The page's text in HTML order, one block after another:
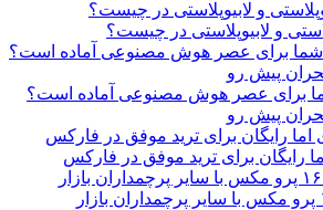
و لابیوپلاستی در چیست؟
برای عصر هوش مصنوعی آماده است؟
پیش رو